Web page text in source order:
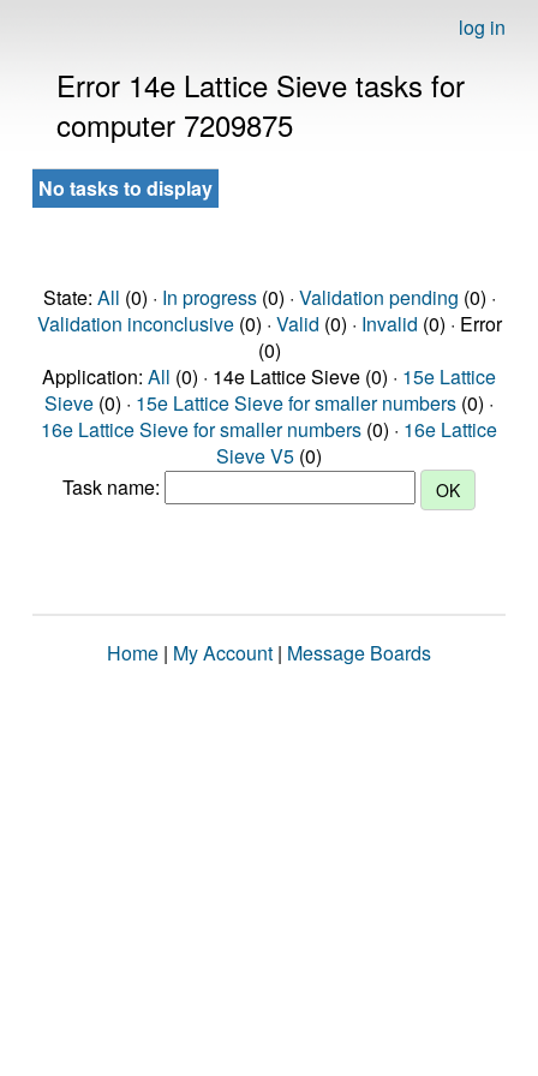
log in
Error 14e Lattice Sieve tasks for
computer 7209875
No tasks to display
State: All (0) · In progress(0) · Validation pending (0) ·
Validation inconclusive(0) · Valid (0) · Invalid (0) · Error
(0)
Application: All (0) · 14e Lattice Sieve (0) · 15e Lattice
Sieve (0) · 15e Lattice Sieve for smaller numbers (0) ·
16e Lattice Sieve for smaller numbers (0) · 16e Lattice
Sieve V5 (0)
Task name:
Home | My Account | Message Boards